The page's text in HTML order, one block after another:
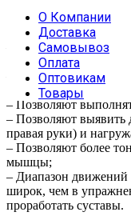
О Компании
Доставка
Самовывоз
Оплата
Оптовикам
Товары
Преимущества
– Позволяют
упражнения со
– Делают мышцы,
суставы более
– Позволяют
– Позволяют выявить
правая руки) и
– Позволяют более
мышцы;
– Диапазон движений
широк, чем в
проработать суставы.